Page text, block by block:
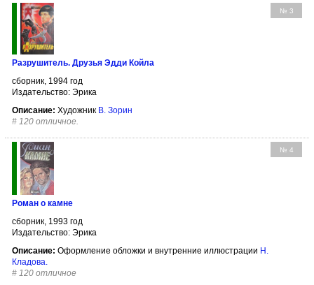
№ 3
Разрушитель. Друзья Эдди Койла
сборник, 1994 год
Издательство: Эрика
Описание: Художник В. Зорин
# 120 отличное.
№ 4
Роман о камне
сборник, 1993 год
Издательство: Эрика
Описание: Оформление обложки и внутренние иллюстрации Н.
Кладова.
# 120 отличное